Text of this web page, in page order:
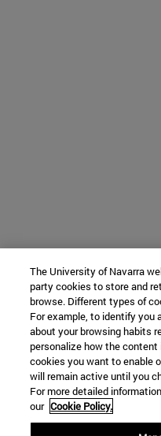
The University of Navarra
party cookies to store and
browse. Different types of
For example, to identify you
about your browsing habits
personalize how the
cookies you want to enable
will remain active until you
For more detailed
our Cookie Policy.